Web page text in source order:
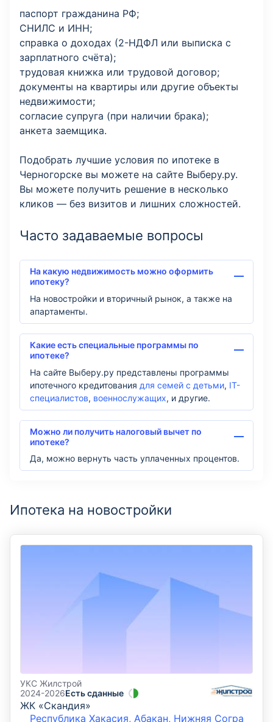
паспорт гражданина РФ;
СНИЛС и ИНН;
справка о доходах (2-НДФЛ или выписка с
зарплатного счёта);
трудовая книжка или трудовой договор;
документы на квартиры или другие объекты
недвижимости;
согласие супруга (при наличии брака);
анкета заемщика.
Подобрать лучшие условия по ипотеке в
Черногорске вы можете на сайте Выберу.ру.
Вы можете получить решение в несколько
кликов — без визитов и лишних сложностей.
Часто задаваемые вопросы
На какую недвижимость можно оформить
ипотеку?
На новостройки и вторичный рынок, а также на
апартаменты.
Какие есть специальные программы по
ипотеке?
На сайте Выберу.ру представлены программы
ипотечного кредитования для семей с детьми, IT-
специалистов, военнослужащих, и другие.
Можно ли получить налоговый вычет по
ипотеке?
Да, можно вернуть часть уплаченных процентов.
Ипотека на новостройки
УКС Жилстрой
2024-2026Есть сданные
ЖК «Скандия»
Республика Хакасия, Абакан, Нижняя Согра